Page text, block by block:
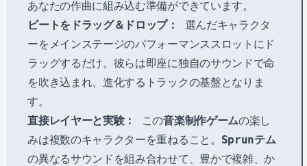
あなたの作曲に組み込む準備ができています。
ビートをドラッグ＆ドロップ：
選んだキャラクタ
ーをメインステージのパフォーマンススロットにド
ラッグするだけ。彼らは即座に独自のサウンドで命
を吹き込まれ、進化するトラックの基盤となりま
す。
直接レイヤーと実験：
この音楽制作ゲームの楽し
みは複数のキャラクターを重ねること。 Sprunテム
の異なるサウンドを組み合わせて、豊かで複雑、か